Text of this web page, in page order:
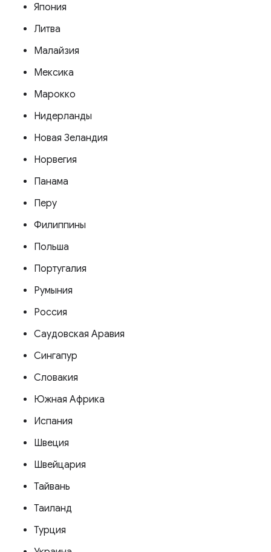
Япония
Литва
Малайзия
Мексика
Марокко
Нидерланды
Новая Зеландия
Норвегия
Панама
Перу
Филиппины
Польша
Португалия
Румыния
Россия
Саудовская Аравия
Сингапур
Словакия
Южная Африка
Испания
Швеция
Швейцария
Тайвань
Таиланд
Турция